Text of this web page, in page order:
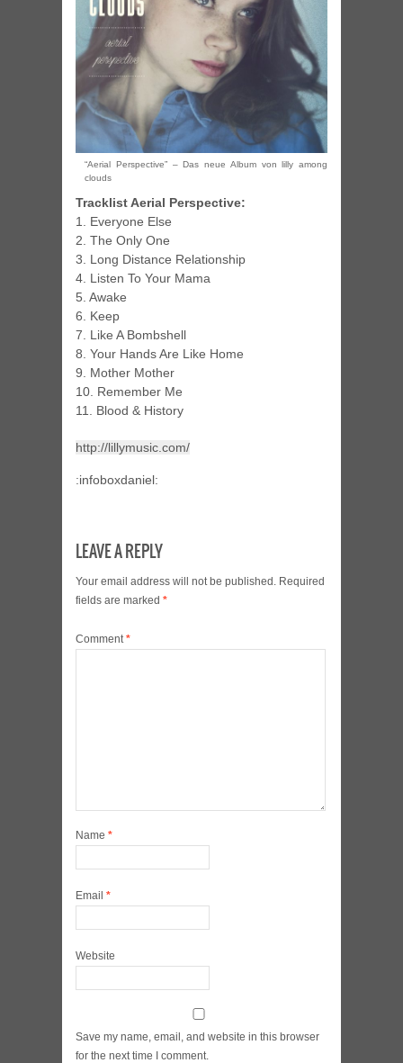
“Aerial Perspective” – Das neue Album von lilly among
clouds
Tracklist Aerial Perspective:
1. Everyone Else
2. The Only One
3. Long Distance Relationship
4. Listen To Your Mama
5. Awake
6. Keep
7. Like A Bombshell
8. Your Hands Are Like Home
9. Mother Mother
10. Remember Me
11. Blood & History
http://lillymusic.com/
:infoboxdaniel:
LEAVE A REPLY
Your email address will not be published. Required
fields are marked *
Comment*
Name *
Email *
Website
Save my name, email, and website in this browser
for the next time I comment.